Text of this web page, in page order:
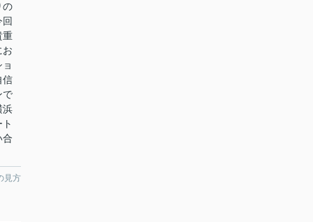
の
重
お
信
で
浜
合
見方